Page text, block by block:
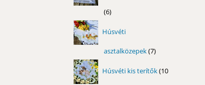
66
Húsvéti
asztalközepek 77
Húsvéti kis terítők 10